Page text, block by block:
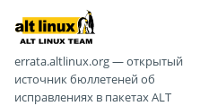
errata.altlinux.org — открытый
источник бюллетеней об
исправлениях в пакетах ALT